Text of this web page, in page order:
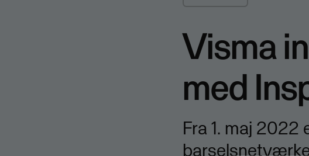
Visma
med
Fra 1. maj 2022